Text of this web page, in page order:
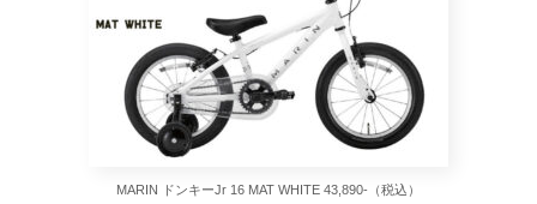
MARIN ドンキーJr 16 MAT WHITE 43,890-（税込）